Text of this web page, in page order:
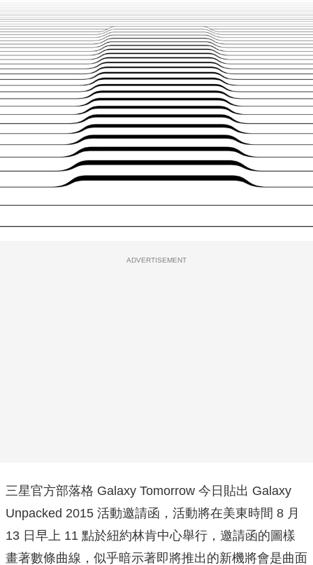
ADVERTISEMENT
三星官方部落格 Galaxy Tomorrow 今日貼出 Galaxy
Unpacked 2015 活動邀請函，活動將在美東時間 8 月
13 日早上 11 點於紐約林肯中心舉行，邀請函的圖樣
畫著數條曲線，似乎暗示著即將推出的新機將會是曲面